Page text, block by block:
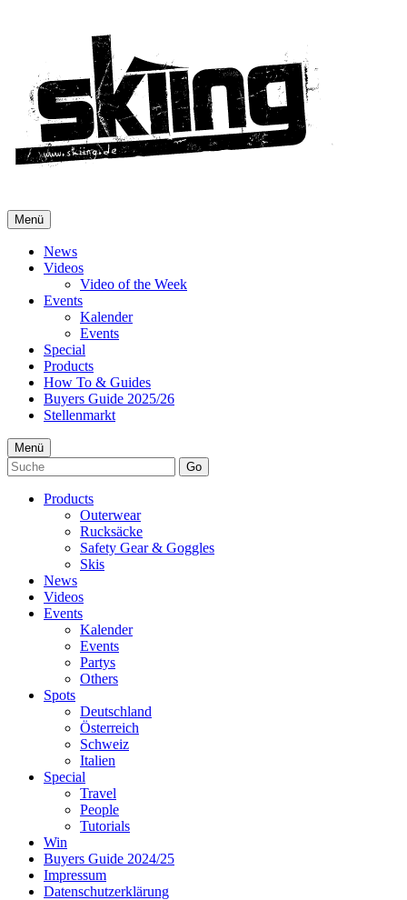
Menü
News
Videos
Video of the Week
Events
Kalender
Events
Special
Products
How To & Guides
Buyers Guide 2025/26
Stellenmarkt
Menü
Go
Products
Outerwear
Rucksäcke
Safety Gear & Goggles
Skis
News
Videos
Events
Kalender
Events
Partys
Others
Spots
Deutschland
Österreich
Schweiz
Italien
Special
Travel
People
Tutorials
Win
Buyers Guide 2024/25
Impressum
Datenschutzerklärung